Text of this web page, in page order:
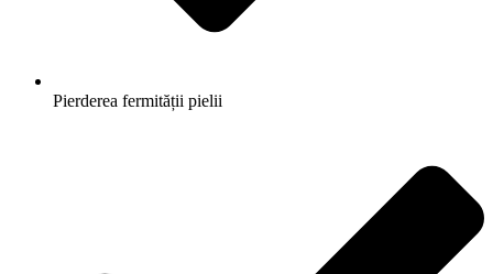
Pierderea fermității pielii